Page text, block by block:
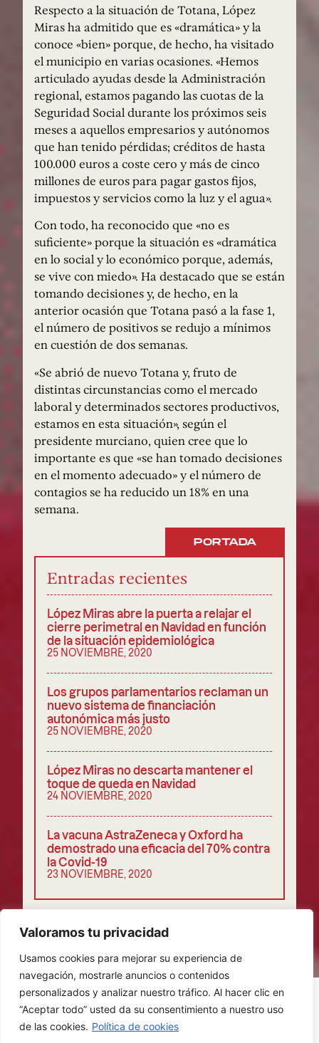
Valoramos tu privacidad
Usamos cookies para mejorar su experiencia de
navegación, mostrarle anuncios o contenidos
personalizados y analizar nuestro tráfico. Al hacer clic en
“Aceptar todo” usted da su consentimiento a nuestro uso
de las cookies. Política de cookies
COMPARTIR
Respecto a la situación de Totana, López
Miras ha admitido que es «dramática» y la
conoce «bien» porque, de hecho, ha visitado
el municipio en varias ocasiones. «Hemos
articulado ayudas desde la Administración
regional, estamos pagando las cuotas de la
Seguridad Social durante los próximos seis
meses a aquellos empresarios y autónomos
que han tenido pérdidas; créditos de hasta
100.000 euros a coste cero y más de cinco
millones de euros para pagar gastos fijos,
impuestos y servicios como la luz y el agua».
Con todo, ha reconocido que «no es
suficiente» porque la situación es «dramática
en lo social y lo económico porque, además,
se vive con miedo». Ha destacado que se están
tomando decisiones y, de hecho, en la
anterior ocasión que Totana pasó a la fase 1,
el número de positivos se redujo a mínimos
en cuestión de dos semanas.
«Se abrió de nuevo Totana y, fruto de
distintas circunstancias como el mercado
laboral y determinados sectores productivos,
estamos en esta situación», según el
presidente murciano, quien cree que lo
importante es que «se han tomado decisiones
en el momento adecuado» y el número de
contagios se ha reducido un 18% en una
semana.
PORTADA
Entradas recientes
López Miras abre la puerta a relajar el
cierre perimetral en Navidad en función
de la situación epidemiológica
25 NOVIEMBRE, 2020
Los grupos parlamentarios reclaman un
nuevo sistema de financiación
autonómica más justo
25 NOVIEMBRE, 2020
López Miras no descarta mantener el
toque de queda en Navidad
24 NOVIEMBRE, 2020
La vacuna AstraZeneca y Oxford ha
demostrado una eficacia del 70% contra
la Covid-19
23 NOVIEMBRE, 2020
POLÍTICA DE PRIVACIDADCOOKIES